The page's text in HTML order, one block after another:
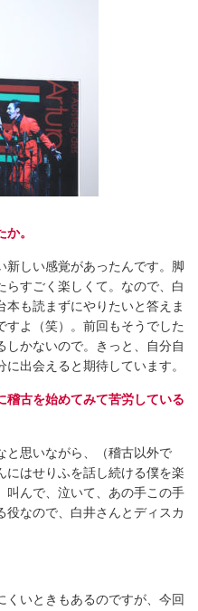
。
しい感覚があったんです。脚
すごく楽しくて。なので、白
も読まずにやりたいと答えま
よ（笑）。前回もそうでした
かないので。きっと、自分自
出会えると期待しています。
稽古を始めてみて苦労している
思いながら、（稽古以外で
にはせりふを話し続ける僕を楽
叫んで、泣いて、あの手この手
なので、白井さんとディスカ
いときもあるのですが、今回